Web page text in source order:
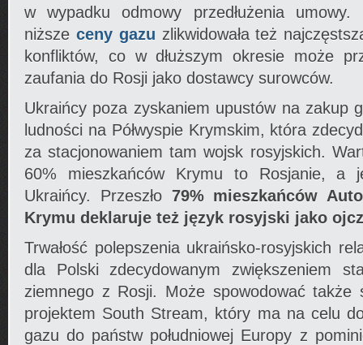
w wypadku odmowy przedłużenia umowy.
niższe ceny gazu zlikwidowała też
konfliktów, co w dłuższym okresie może
zaufania do Rosji jako dostawcy surowców.
Ukraińcy poza zyskaniem upustów na zakup
ludności na Półwyspie Krymskim, która
za stacjonowaniem tam wojsk rosyjskich.
60% mieszkańców Krymu to Rosjanie, a
Ukraińcy. Przeszło 79% mieszkańców
Krymu deklaruje też język rosyjski jako
Trwałość polepszenia ukraińsko-rosyjskich
dla Polski zdecydowanym zwiększeniem
ziemnego z Rosji. Może spowodować także
projektem South Stream, który ma na celu
gazu do państw południowej Europy z